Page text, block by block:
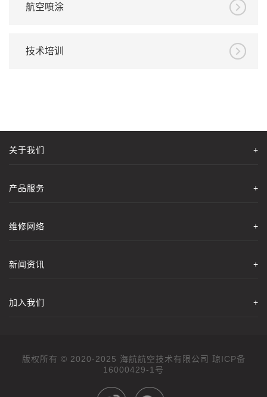
航空喷涂
技术培训
关于我们 +
产品服务 +
维修网络 +
新闻资讯 +
加入我们 +
版权所有 © 2020-2025 海航航空技术有限公司
16000429-1号